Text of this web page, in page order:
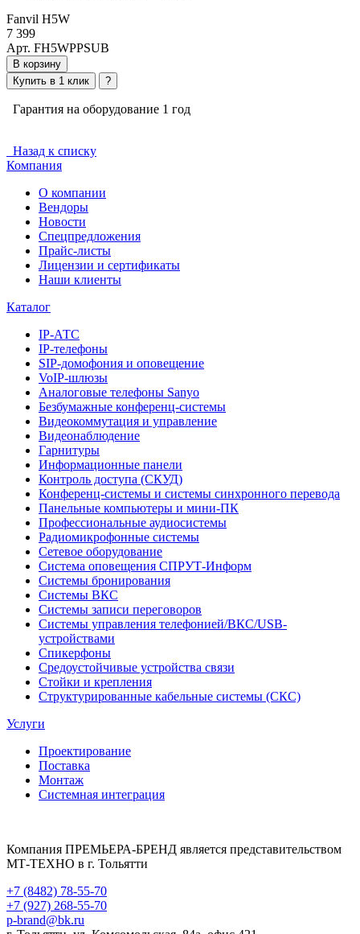
Fanvil H5W
7 399
Арт. FH5WPPSUB
В корзину
Купить в 1 клик
?
Гарантия на оборудование 1 год
Назад к списку
Компания
О компании
Вендоры
Новости
Спецпредложения
Прайс-листы
Лицензии и сертификаты
Наши клиенты
Каталог
IP-АТС
IP-телефоны
SIP-домофония и оповещение
VoIP-шлюзы
Аналоговые телефоны Sanyo
Безбумажные конференц-системы
Видеокоммутация и управление
Видеонаблюдение
Гарнитуры
Информационные панели
Контроль доступа (СКУД)
Конференц-системы и системы синхронного перевода
Панельные компьютеры и мини-ПК
Профессиональные аудиосистемы
Радиомикрофонные системы
Сетевое оборудование
Система оповещения СПРУТ-Информ
Системы бронирования
Системы ВКС
Системы записи переговоров
Системы управления телефонией/ВКС/USB-
устройствами
Спикерфоны
Средоустойчивые устройства связи
Стойки и крепления
Структурированные кабельные системы (СКС)
Услуги
Проектирование
Поставка
Монтаж
Системная интеграция
Компания ПРЕМЬЕРА-БРЕНД является представительством
МТ-ТЕХНО в г. Тольятти
+7 (8482) 78-55-70
+7 (927) 268-55-70
p-brand@bk.ru